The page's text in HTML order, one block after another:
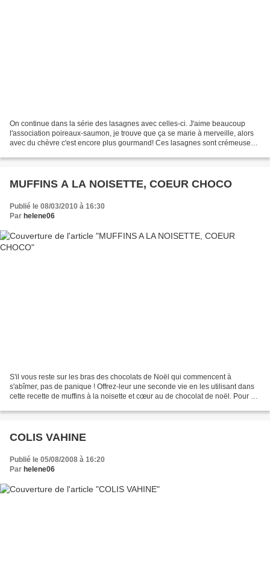
On continue dans la série des lasagnes avec celles-ci. J'aime beaucoup
l'association poireaux-saumon, je trouve que ça se marie à merveille, alors
avec du chèvre c'est encore plus gourmand! Ces lasagnes sont crémeuses à
MUFFINS A LA NOISETTE, COEUR CHOCO
Publié le 08/03/2010 à 16:30
Par helene06
S'il vous reste sur les bras des chocolats de Noël qui commencent à
s'abîmer, pas de panique ! Offrez-leur une seconde vie en les utilisant dans
cette recette de muffins à la noisette et cœur au de chocolat de noël. Pour 12
COLIS VAHINE
Publié le 05/08/2008 à 16:20
Par helene06